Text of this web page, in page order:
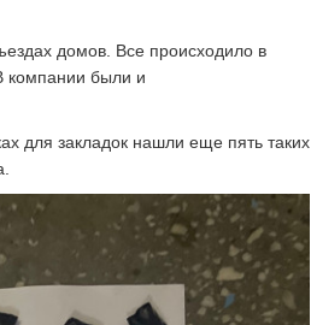
домов. Все происходило в
компании были и
для закладок нашли еще пять таких